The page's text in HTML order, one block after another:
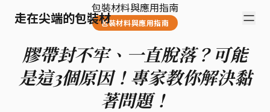
走在尖端的包裝材
包裝材料與應用指南
包裝材料與應用指南
膠帶封不牢、一直脫落？可能
是這3個原因！專家教你解決黏
著問題！